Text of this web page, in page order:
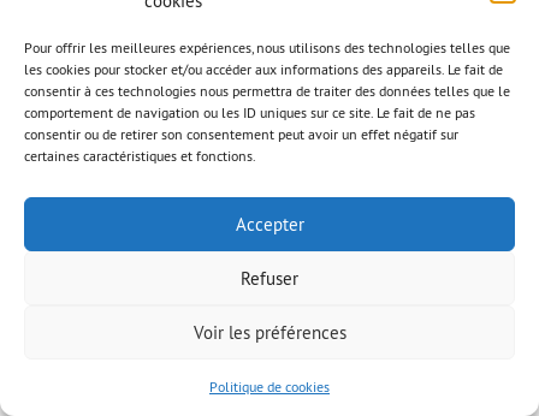
Pour offrir les meilleures expériences, nous utilisons des technologies telles que
les cookies pour stocker et/ou accéder aux informations des appareils. Le fait de
consentir à ces technologies nous permettra de traiter des données telles que le
comportement de navigation ou les ID uniques sur ce site. Le fait de ne pas
consentir ou de retirer son consentement peut avoir un effet négatif sur
certaines caractéristiques et fonctions.
Accepter
Refuser
Voir les préférences
Politique de cookies
(тематическое покрытие и искусственные камни). –
Фаза 2: разработка и обустройство аквапарка: скалы
+ воспроизведение галло-романской виллы– 1 700
м².
Правовая информация